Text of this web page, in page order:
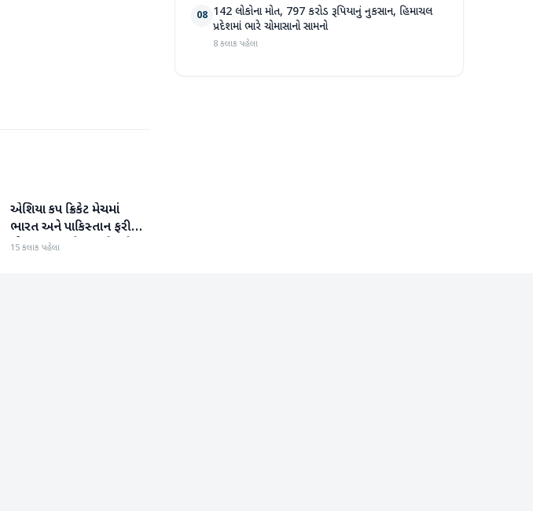
રમતગમત
એશિયા કપ ક્રિકેટ મેચમાં
ભારત અને પાકિસ્તાન ફરી
એકવાર આમને-સામને થશે
15 કલાક પહેલા
08 142 લોકોના મોત, 797 કરોડ રૂપિયાનું નુકસાન, હિમાચલ
પ્રદેશમાં ભારે ચોમાસાનો સામનો
8 કલાક પહેલા